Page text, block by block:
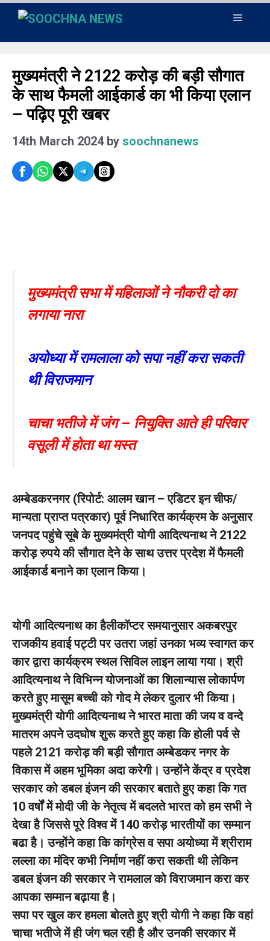
Skip
content
Menu
मुख्यमंत्री ने 2122 करोड़ की बड़ी सौगात
के साथ फैमली आईकार्ड का भी किया एलान
– पढ़िए पूरी खबर
14th March 2024 by soochnanews
मुख्यमंत्री सभा में महिलाओं ने नौकरी दो का
लगाया नारा
अयोध्या में रामलाला को सपा नहीं करा सकती
थी विराजमान
चाचा भतीजे में जंग – नियुक्ति आते ही परिवार
वसूली में होता था मस्त
अम्बेडकरनगर (रिपोर्ट: आलम खान – एडिटर इन चीफ/
मान्यता प्राप्त पत्रकार) पूर्व निधारित कार्यक्रम के अनुसार
जनपद पहुंचे सूबे के मुख्यमंत्री योगी आदित्यनाथ ने 2122
करोड़ रुपये की सौगात देने के साथ उत्तर प्रदेश में फैमली
आईकार्ड बनाने का एलान किया।
योगी आदित्यनाथ का हैलीकॉप्टर समयानुसार अकबरपुर
राजकीय हवाई पट्टी पर उतरा जहां उनका भव्य स्वागत कर
कार द्वारा कार्यक्रम स्थल सिविल लाइन लाया गया। श्री
आदित्यनाथ ने विभिन्न योजनाओं का शिलान्यास लोकार्पण
करते हुए मासूम बच्ची को गोद मे लेकर दुलार भी किया।
मुख्यमंत्री योगी आदित्यनाथ ने भारत माता की जय व वन्दे
मातरम अपने उदघोष शुरू करते हुए कहा कि होली पर्व से
पहले 2121 करोड़ की बड़ी सौगात अम्बेडकर नगर के
विकास में अहम भूमिका अदा करेगी। उन्होंने केंद्र व प्रदेश
सरकार को डबल इंजन की सरकार बताते हुए कहा कि गत
10 वर्षों में मोदी जी के नेतृत्व में बदलते भारत को हम सभी ने
देखा है जिससे पूरे विश्व में 140 करोड़ भारतीयों का सम्मान
बढा है। उन्होंने कहा कि कांग्रेस व सपा अयोध्या में श्रीराम
लल्ला का मंदिर कभी निर्माण नहीं करा सकती थी लेकिन
डबल इंजन की सरकार ने रामलाल को विराजमान करा कर
आपका सम्मान बढ़ाया है।
सपा पर खुल कर हमला बोलते हुए श्री योगी ने कहा कि वहां
चाचा भतीजे में ही जंग चल रही है और उनकी सरकार में